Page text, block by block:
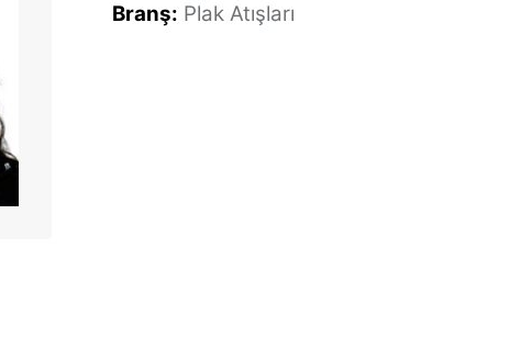
Branş: Plak Atışları